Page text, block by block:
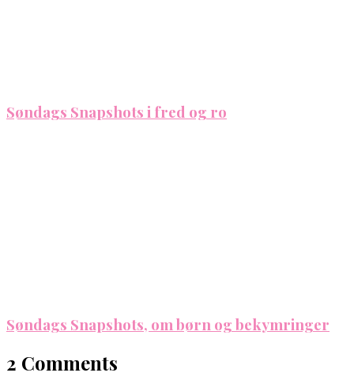
Søndags Snapshots i fred og ro
Søndags Snapshots, om børn og bekymringer
2 Comments